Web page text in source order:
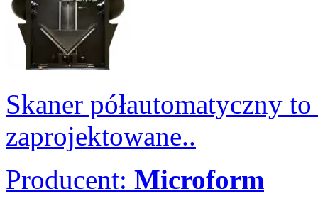
Skaner półautomatyczny
zaprojektowane..
Producent: Microform